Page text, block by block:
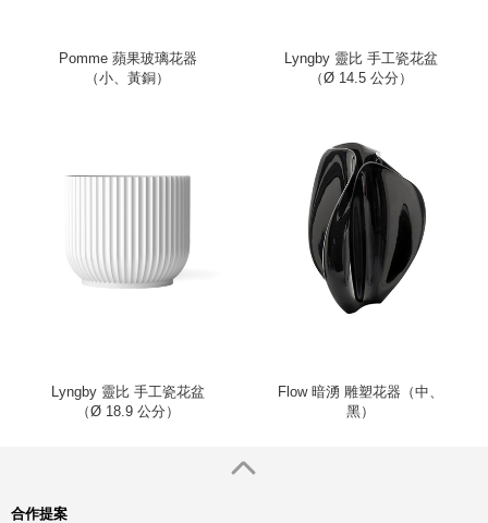
Pomme 蘋果玻璃花器
（小、黃銅）
Lyngby 靈比 手工瓷花盆
（Ø 14.5 公分）
Lyngby 靈比 手工瓷花盆
（Ø 18.9 公分）
Flow 暗湧 雕塑花器（中、
黑）
合作提案